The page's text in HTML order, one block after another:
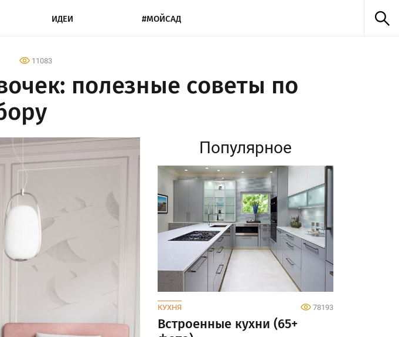
ИДЕИ #МОЙСАД
11083
полезные советы по
Популярное
КУХНЯ 78193
Встроенные кухни (65+